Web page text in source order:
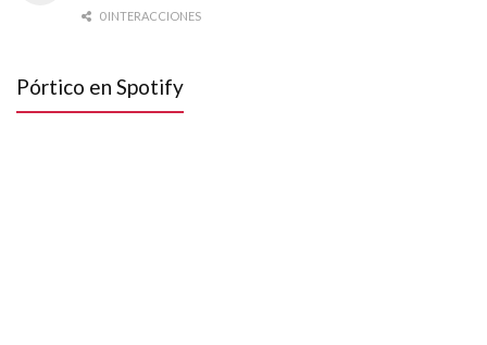
0 INTERACCIONES
Pórtico en Spotify